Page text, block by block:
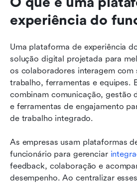
experiência do
Uma plataforma de experiência
solução digital projetada para
os colaboradores interagem com
trabalho, ferramentas e equipes.
combinam comunicação, gestão
e ferramentas de engajamento
de trabalho integrado.
As empresas usam plataformas
funcionário para gerenciar
feedback, colaboração e
desempenho. Ao centralizar